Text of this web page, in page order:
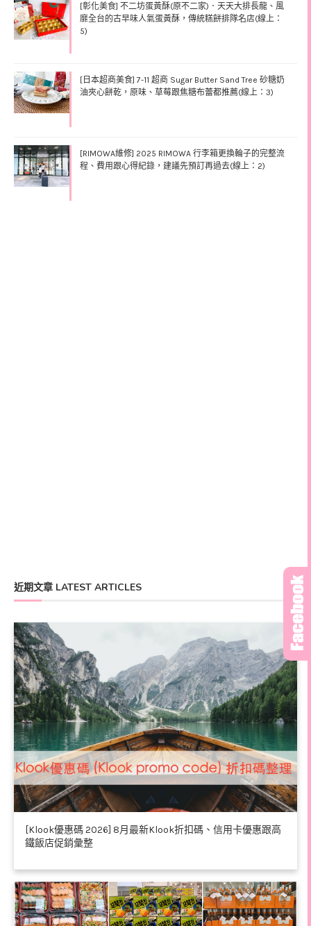
[彰化美食] 不二坊蛋黃酥(原不二家)．天天大排長龍、風
靡全台的古早味人氣蛋黃酥，傳統糕餅排隊名店(線上：
5)
[日本超商美食] 7-11 超商 Sugar Butter Sand Tree 砂糖奶
油夾心餅乾，原味、草莓跟焦糖布蕾都推薦(線上：3)
[RIMOWA維修] 2025 RIMOWA 行李箱更換輪子的完整流
程、費用跟心得紀錄，建議先預訂再過去(線上：2)
近期文章 LATEST ARTICLES
[Klook優惠碼 2026] 8月最新Klook折扣碼、信用卡優惠跟高
鐵飯店促銷彙整